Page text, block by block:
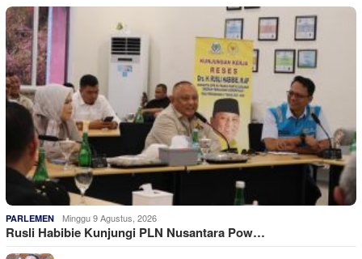
PARLEMEN Minggu 9 Agustus, 2026
Rusli Habibie Kunjungi PLN Nusantara Pow…